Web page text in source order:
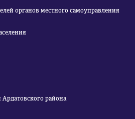
органов местного самоуправления
района